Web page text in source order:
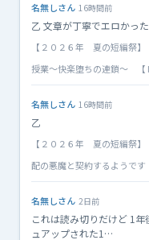
名無しさん 16時間前
乙 文章が丁寧でエロかった
【２０２６年 夏の短編祭
授業～快楽堕ちの連鎖～ 【 I
名無しさん 16時間前
乙
【２０２６年 夏の短編祭
配の悪魔と契約するようです
名無しさん 2日前
これは読み切りだけど 1
ュアップされた1…